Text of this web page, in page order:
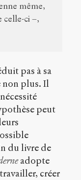
même,
celle-ci –,
pas à sa
non plus. Il
peut
du livre de
adopte
créer